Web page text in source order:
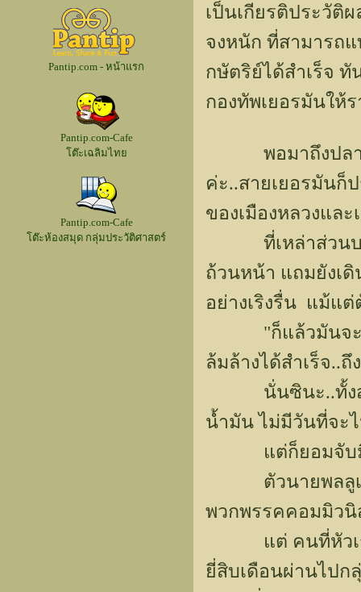
Pantip.com - หน้าแรก
Pantip.com-Cafe
โต๊ะเฉลิมไทย
Pantip.com-Cafe
โต๊ะห้องสมุด กลุ่มประวัติศาสตร์
เป็นเกียรติประวัติ
จงหนัก ที่สามารถ
กษัตริย์ได้สำเร็จ
กองทัพเยอรมันให้
พอมาถึงปลายเ
ค่ะ..สายเยอรมันก็
ของเมืองหลวงแล
ที่เหล่าส่วนบริห
ถ้วนหน้า แถมยังเ
อย่างเริงรื่น แม้แ
"ก็แล้วมันจะเป็
ล้มล้างได้สำเร็จ..
นั่นซินะ..ทั้งสอง
น้ำมัน ไม่มีวันที่จะ
แต่ก็ยอมจับมือกั
ตัวนายพลลูเดน
พวกพรรคคอมมิวนิ
แต่ คนที่หัวเรา
ยี่สิบเดือนผ่านไปก